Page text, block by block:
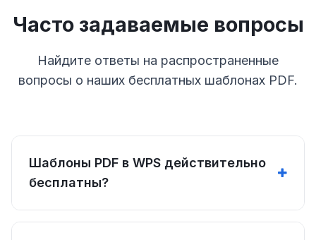
Часто задаваемые вопросы
Найдите ответы на распространенные
вопросы о наших бесплатных шаблонах PDF.
Шаблоны PDF в WPS действительно
бесплатны?